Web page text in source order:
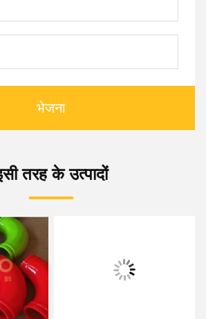
भेजना
तरह के उत्पादों